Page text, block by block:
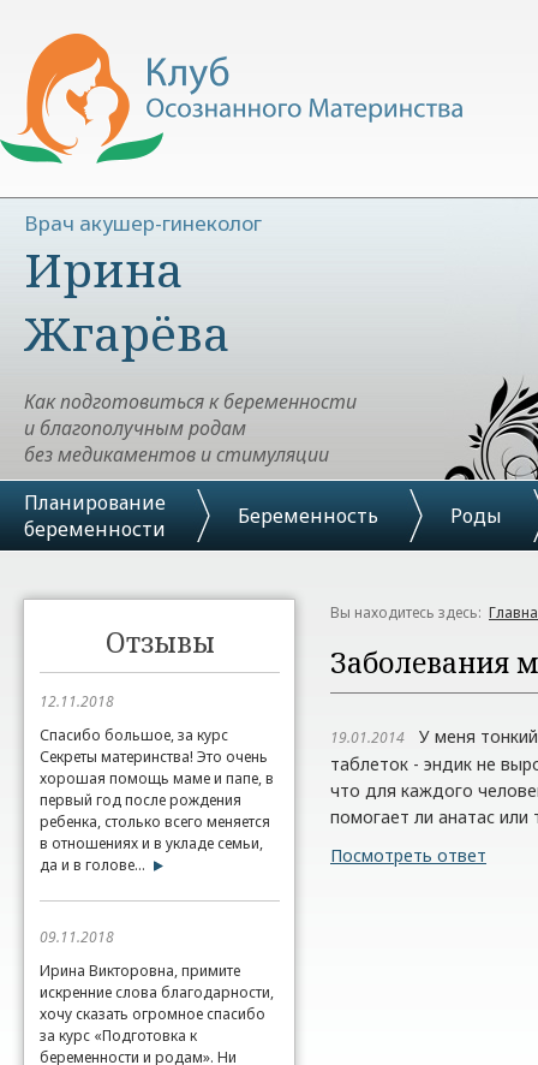
Врач акушер-гинеколог
Ирина
Жгарёва
Как подготовиться к беременности
и благополучным родам
без медикаментов и стимуляции
Планирование
беременности
Беременность Роды
Отзывы
12.11.2018
Спасибо большое, за курс
Секреты материнства! Это очень
хорошая помощь маме и папе, в
первый год после рождения
ребенка, столько всего меняется
в отношениях и в укладе семьи,
да и в голове...
09.11.2018
Ирина Викторовна, примите
искренние слова благодарности,
хочу сказать огромное спасибо
за курс «Подготовка к
беременности и родам». Ни
Вы находитесь здесь:
Заболевания
19.01.2014 У меня
таблеток - эндик не
что для каждого
помогает ли анатас или
Посмотреть ответ